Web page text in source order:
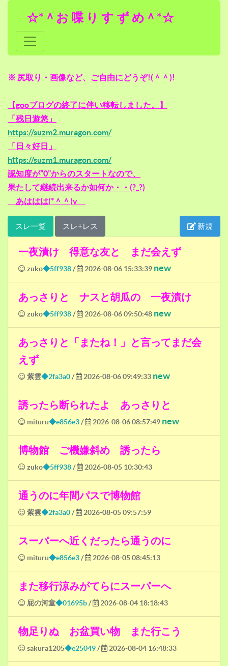
☆*＾お 喋 り す ず め＾*☆
※ 尻取り・画像など、ご自由にどうぞ!(＾＾)!
【gooブログの終了に伴い移転しました。】
「残日遊悠」
https://suzm2.muragon.com/
「日々好日」
https://suzm1.muragon.com/
認知度が”0”からのスタートなので、
果たして継続出来るか如何か・・(?_?)
あははは(*＾＾)v
スレ一覧 スレ+レス 新規
一夜漬け 得意な友と まだ会えず
zuko◆5ff938 / 2026-08-06 15:33:39 new
あっさりと ナスと胡瓜の 一夜漬け
zuko◆5ff938 / 2026-08-06 09:50:48 new
あっさりと「またね！」と言ってまだ会
えず
紫雲◆2fa3a0 / 2026-08-06 09:49:33 new
誘ったら断られたよ あっさりと
mituru◆e856e3 / 2026-08-06 08:57:49 new
博物館 ご機嫌斜め 誘ったら
zuko◆5ff938 / 2026-08-05 10:30:43
通うのに年間パスで博物館
紫雲◆2fa3a0 / 2026-08-05 09:57:59
スーパーへ近くだったら通うのに
mituru◆e856e3 / 2026-08-05 08:45:13
また移行涼みがてらにスーパーへ
屁の河童◆01695b / 2026-08-04 18:18:43
物足りぬ お盆買い物 また行こう
sakura1205◆e25049 / 2026-08-04 16:48:33